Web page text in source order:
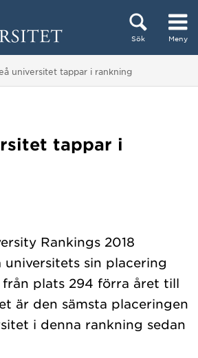
Sök Meny
här:
universitet tappar i rankning
tappar i
Rankings 2018
universitets sin placering
plats 294 förra året till
är den sämsta placeringen
i denna rankning sedan